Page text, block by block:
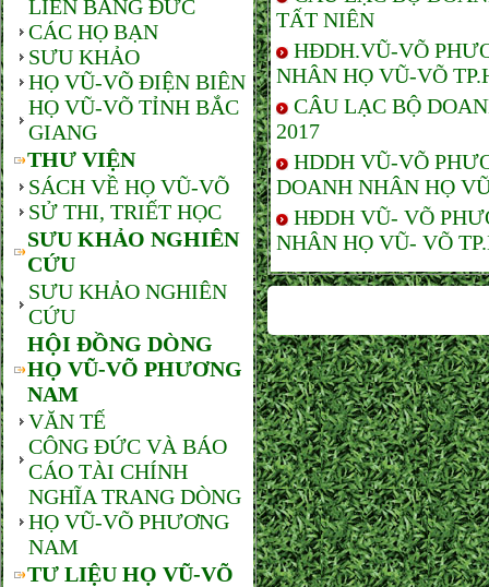
LIÊN BANG ĐỨC
CÁC HỌ BẠN
SƯU KHẢO
HỌ VŨ-VÕ ĐIỆN BIÊN
HỌ VŨ-VÕ TỈNH BẮC
GIANG
THƯ VIỆN
SÁCH VỀ HỌ VŨ-VÕ
SỬ THI, TRIẾT HỌC
SƯU KHẢO NGHIÊN
CỨU
SƯU KHẢO NGHIÊN
CỨU
HỘI ĐỒNG DÒNG
HỌ VŨ-VÕ PHƯƠNG
NAM
VĂN TẾ
CÔNG ĐỨC VÀ BÁO
CÁO TÀI CHÍNH
NGHĨA TRANG DÒNG
HỌ VŨ-VÕ PHƯƠNG
NAM
TƯ LIỆU HỌ VŨ-VÕ
TẤT NIÊN
HĐDH.VŨ-VÕ
NHÂN HỌ VŨ-VÕ
CÂU LẠC BỘ
2017
HDDH VŨ-VÕ
DOANH NHÂN HỌ
HĐDH VŨ- VÕ
NHÂN HỌ VŨ- VÕ